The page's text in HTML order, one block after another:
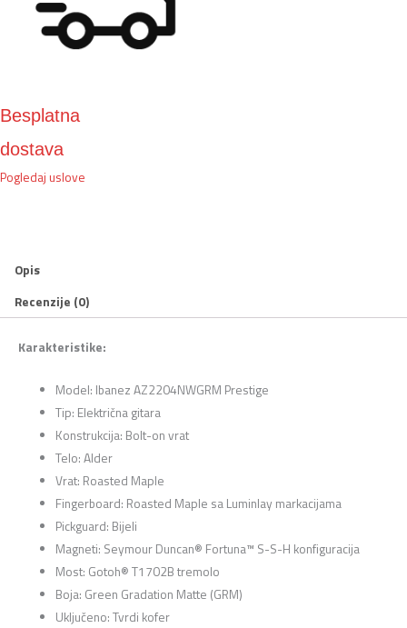
Besplatna
dostava
Pogledaj uslove
Opis
Recenzije (0)
Karakteristike:
Model: Ibanez AZ2204NWGRM Prestige
Tip: Električna gitara
Konstrukcija: Bolt-on vrat
Telo: Alder
Vrat: Roasted Maple
Fingerboard: Roasted Maple sa Luminlay markacijama
Pickguard: Bijeli
Magneti: Seymour Duncan® Fortuna™ S-S-H konfiguracija
Most: Gotoh® T1702B tremolo
Boja: Green Gradation Matte (GRM)
Uključeno: Tvrdi kofer